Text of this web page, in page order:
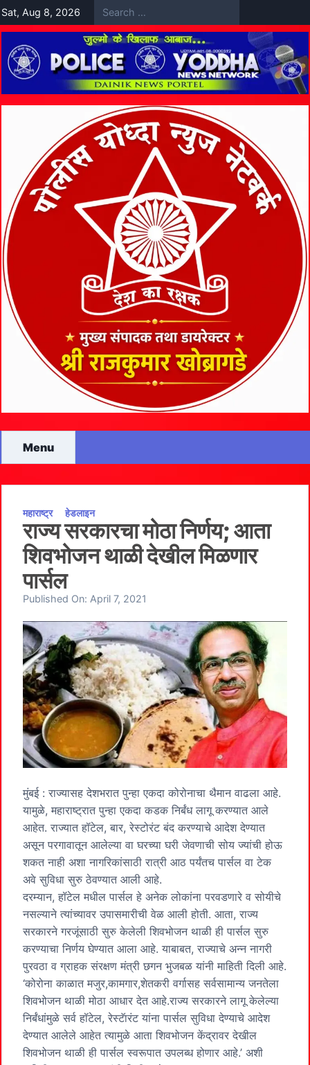
Skip
to
content
Sat, Aug 8, 2026
Menu
महाराष्ट्र हेडलाइन
राज्य सरकारचा मोठा निर्णय; आता
शिवभोजन थाळी देखील मिळणार
पार्सल
Published On: April 7, 2021
मुंबई : राज्यासह देशभरात पुन्हा एकदा कोरोनाचा थैमान वाढला आहे.
यामुळे, महाराष्ट्रात पुन्हा एकदा कडक निर्बंध लागू करण्यात आले
आहेत. राज्यात हॉटेल, बार, रेस्टोरंट बंद करण्याचे आदेश देण्यात
असून परगावातून आलेल्या वा घरच्या घरी जेवणाची सोय ज्यांची होऊ
शकत नाही अशा नागरिकांसाठी रात्री आठ पर्यंतच पार्सल वा टेक
अवे सुविधा सुरु ठेवण्यात आली आहे.
दरम्यान, हॉटेल मधील पार्सल हे अनेक लोकांना परवडणारे व सोयीचे
नसल्याने त्यांच्यावर उपासमारीची वेळ आली होती. आता, राज्य
सरकारने गरजूंसाठी सुरु केलेली शिवभोजन थाळी ही पार्सल सुरु
करण्याचा निर्णय घेण्यात आला आहे. याबाबत, राज्याचे अन्न नागरी
पुरवठा व ग्राहक संरक्षण मंत्री छगन भुजबळ यांनी माहिती दिली आहे.
‘कोरोना काळात मजुर,कामगार,शेतकरी वर्गासह सर्वसामान्य जनतेला
शिवभोजन थाळी मोठा आधार देत आहे.राज्य सरकारने लागू केलेल्या
निर्बंधांमुळे सर्व हॉटेल, रेस्टॅारंट यांना पार्सल सुविधा देण्याचे आदेश
देण्यात आलेले आहेत त्यामुळे आता शिवभोजन केंद्रावर देखील
शिवभोजन थाळी ही पार्सल स्वरूपात उपलब्ध होणार आहे.’ अशी